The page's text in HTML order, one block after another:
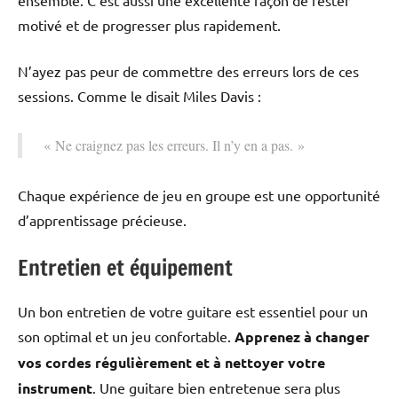
motivé et de progresser plus rapidement.
N’ayez pas peur de commettre des erreurs lors de ces
sessions. Comme le disait Miles Davis :
« Ne craignez pas les erreurs. Il n’y en a pas. »
Chaque expérience de jeu en groupe est une opportunité
d’apprentissage précieuse.
Entretien et équipement
Un bon entretien de votre guitare est essentiel pour un
son optimal et un jeu confortable. Apprenez à changer
vos cordes régulièrement et à nettoyer votre
instrument. Une guitare bien entretenue sera plus